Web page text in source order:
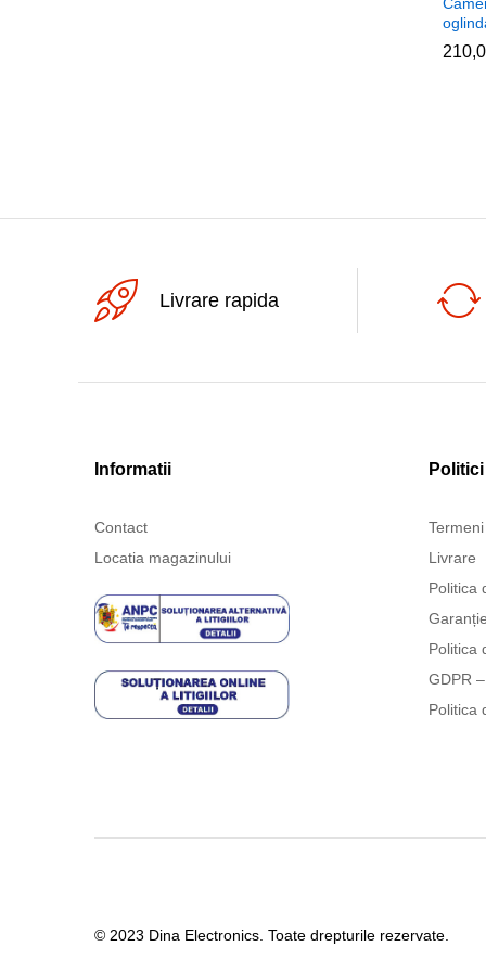
Livrare rapida
Informatii
Contact
Locatia magazinului
Politici
Livrare
Politica
Garanție
Politica
GDPR
Politica
© 2023 Dina Electronics. Toate drepturile rezervate.